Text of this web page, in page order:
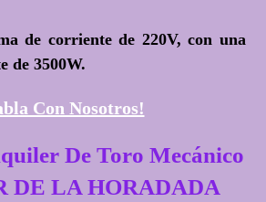
de corriente de 220V, con una
de 3500W.
Con Nosotros!
De Toro Mecánico
DE LA HORADADA